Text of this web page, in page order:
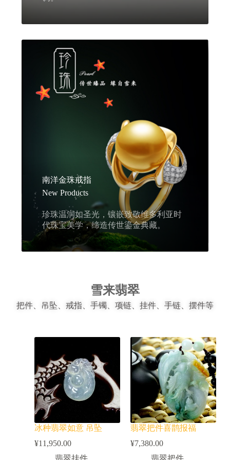
南洋金珠戒指
New Products
珍珠温润如圣光，镶嵌致敬维多利亚时
代珠宝美学，缔造传世鎏金典藏。
雪来翡翠
把件、吊坠、戒指、手镯、项链、挂件、手链、摆件等
冰种翡翠如意 吊坠
¥11,950.00
翡翠把件喜鹊报福
¥7,380.00